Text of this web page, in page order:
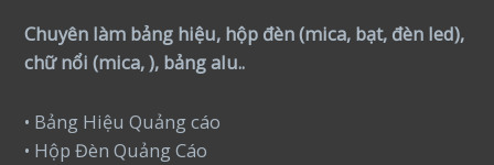
Chuyên làm bảng hiệu, hộp đèn (mica, bạt, đèn led),
chữ nổi (mica, ), bảng alu..
• Bảng Hiệu Quảng cáo
• Hộp Đèn Quảng Cáo